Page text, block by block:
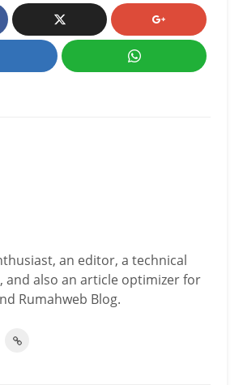
an editor, a technical
and also an article optimizer for
Rumahweb Blog.